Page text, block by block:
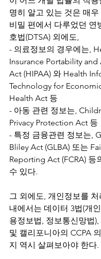
명히 알고 있는 것은 매
비밀 편에서 다루었던 연
호법(DTSA) 외에도,
- 의료정보의 경우에는,
Insurance Portability
Act (HIPAA) 와 Health
Technology for
Health Act 등
- 아동 관련 정보는,
Privacy Protection Act 등
- 특정 금융관련 정보는,
Bliley Act (GLBA) 또는
Reporting Act (FCRA) 등
수 있다.
그 외에도, 개인정보를
내에서는 데이터 3법(개
용정보법, 정보통신망법),
및 캘리포니아의 CCPA
지 역시 살펴보아야 한다.